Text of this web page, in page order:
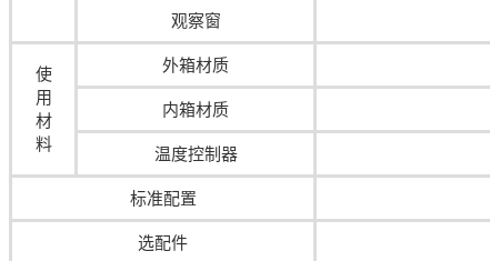
观察窗
使
用
材
料
外箱材质
内箱材质
温度控制器
标准配置
选配件